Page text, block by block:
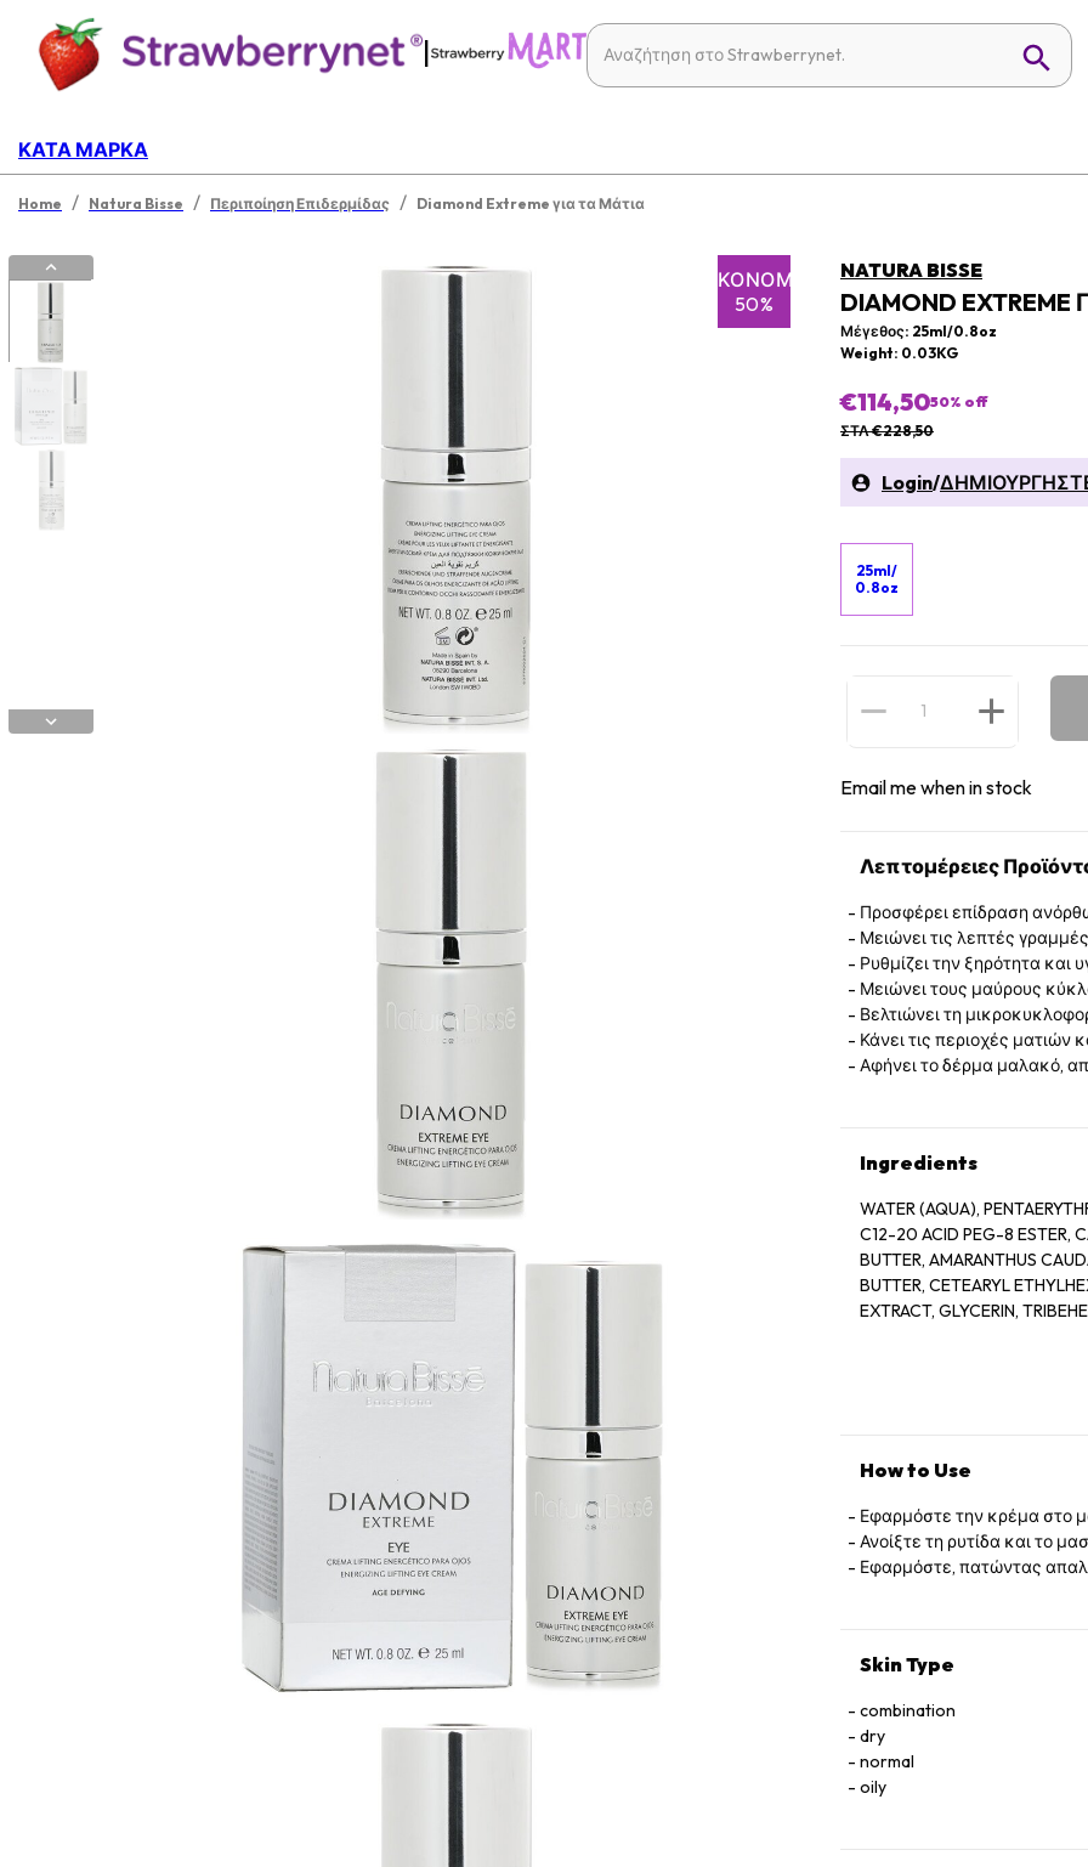
|
ΚΑΤΆ ΜΆΡΚΑ
Home / Natura Bisse / Περιποίηση Επιδερμίδας / Diamond Extreme για τα Μάτια
ΕΞΟΙΚΟΝΌΜΗΣΗ
50%
NATURA BISSE
DIAMOND
Μέγεθος: 25ml/0.8oz
Weight: 0.03KG
€114,5050% off
ΣΤΛ €228,50
Login/
25ml/
0.8oz
Email me when in stock
Λεπτομέρειες
Προσφέρει επίδραση
Μειώνει τις λεπτές
Ρυθμίζει την ξηρότητα και
Μειώνει τους μαύρους
Βελτιώνει τη
Κάνει τις περιοχές ματιών
Αφήνει το δέρμα μαλακό,
Ingredients
WATER (AQUA),
C12-20 ACID PEG-8 ESTER,
BUTTER, AMARANTHUS
BUTTER, CETEARYL
EXTRACT, GLYCERIN,
EXTRACT,
DIMETHICONE,
BUTYLENE GLYCOL,
POTASSIUM SORBATE,
METHYLPARABEN,
How to Use
Εφαρμόστε την κρέμα στο
Ανοίξτε τη ρυτίδα και το
Εφαρμόστε, πατώντας
Skin Type
combination
dry
normal
oily